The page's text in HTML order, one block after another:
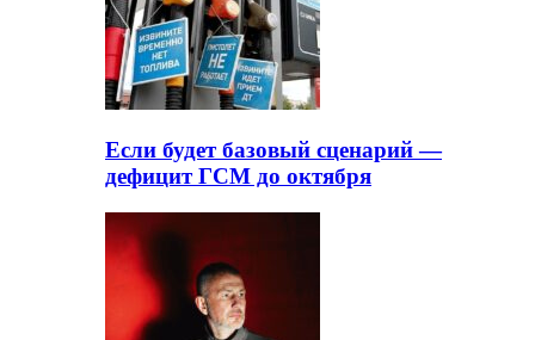
Если будет базовый сценарий —
дефицит ГСМ до октября